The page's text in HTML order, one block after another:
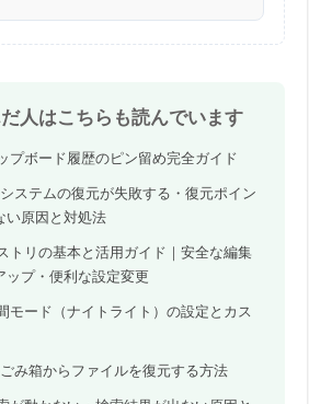
人はこちらも読んでいます
プボード履歴のピン留め完全ガイド
ステムの復元が失敗する・復元ポイン
い原因と対処法
トリの基本と活用ガイド｜安全な編集
ップ・便利な設定変更
モード（ナイトライト）の設定とカス
み箱からファイルを復元する方法